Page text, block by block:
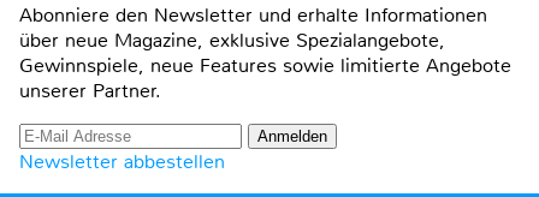
Abonniere den Newsletter und erhalte Informationen
über neue Magazine, exklusive Spezialangebote,
Gewinnspiele, neue Features sowie limitierte Angebote
unserer Partner.
Newsletter abbestellen